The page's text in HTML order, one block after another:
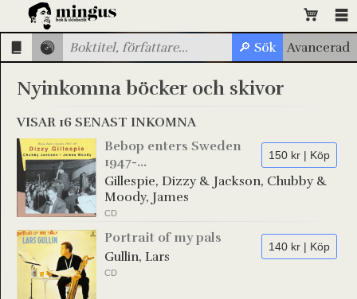
Nyinkomna böcker och skivor
VISAR 16 SENAST INKOMNA
150 kr | Köp
Bebop enters Sweden
1947-...
Gillespie, Dizzy & Jackson, Chubby &
Moody, James
CD
140 kr | Köp
Portrait of my pals
Gullin, Lars
CD